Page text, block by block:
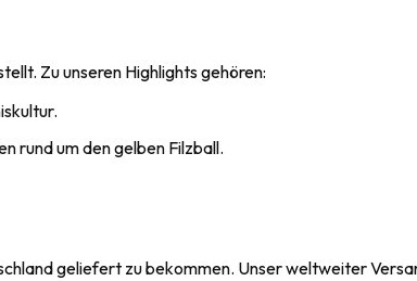
Zu unseren Highlights gehören:
rund um den gelben Filzball.
geliefert zu bekommen. Unser weltweiter